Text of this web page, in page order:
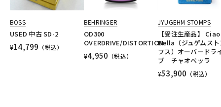
BOSS
USED 中古 SD-2
¥14,799 （税込）
BEHRINGER
OD300
OVERDRIVE/DISTORTION
¥4,950 （税込）
JYUGEHM STOMPS
【受注生産品】 Ciao
Bella（ジュゲムスト
プス）オーバードラ
ブ チャオベッラ
¥53,900 （税込）